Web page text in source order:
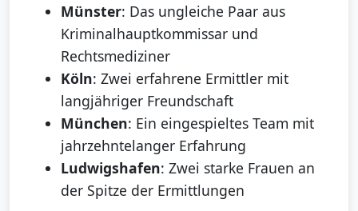
Münster: Das ungleiche Paar aus
Kriminalhauptkommissar und
Rechtsmediziner
Köln: Zwei erfahrene Ermittler mit
langjähriger Freundschaft
München: Ein eingespieltes Team mit
jahrzehntelanger Erfahrung
Ludwigshafen: Zwei starke Frauen an
der Spitze der Ermittlungen